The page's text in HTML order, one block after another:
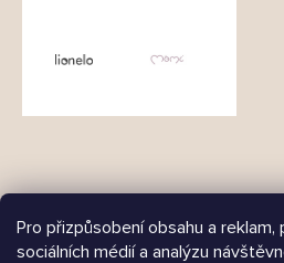
Pro přizpůsobení obsahu a
sociálních médií a analýzu